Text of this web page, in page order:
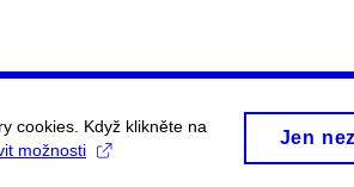
cookies. Když klikněte na
možnosti
Jen